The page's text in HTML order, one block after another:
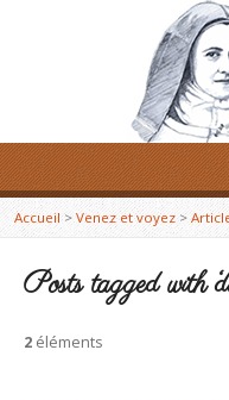
Accueil> Venez et voyez >
Posts tagged with
2 éléments